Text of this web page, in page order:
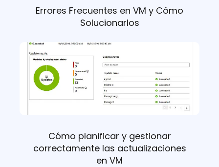
Errores Frecuentes en VM y Cómo
Solucionarlos
Cómo planificar y gestionar
correctamente las actualizaciones
en VM